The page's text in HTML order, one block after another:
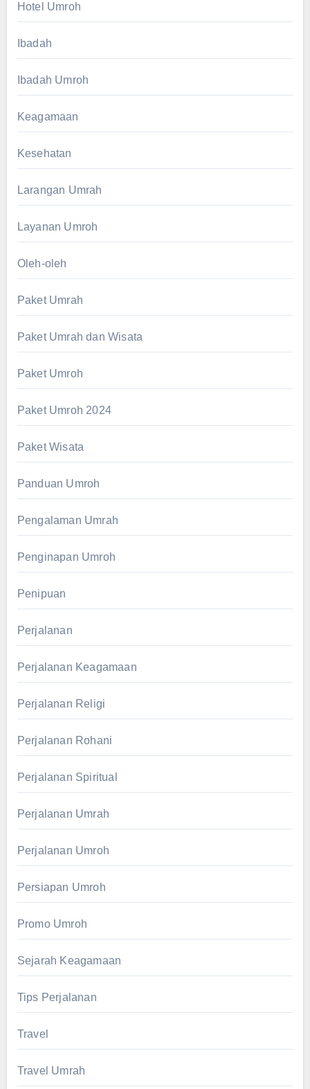
Hotel Umroh
Ibadah
Ibadah Umroh
Keagamaan
Kesehatan
Larangan Umrah
Layanan Umroh
Oleh-oleh
Paket Umrah
Paket Umrah dan Wisata
Paket Umroh
Paket Umroh 2024
Paket Wisata
Panduan Umroh
Pengalaman Umrah
Penginapan Umroh
Penipuan
Perjalanan
Perjalanan Keagamaan
Perjalanan Religi
Perjalanan Rohani
Perjalanan Spiritual
Perjalanan Umrah
Perjalanan Umroh
Persiapan Umroh
Promo Umroh
Sejarah Keagamaan
Tips Perjalanan
Travel
Travel Umrah